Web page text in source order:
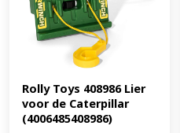
Rolly Toys 408986 Lier
voor de Caterpillar
(4006485408986)